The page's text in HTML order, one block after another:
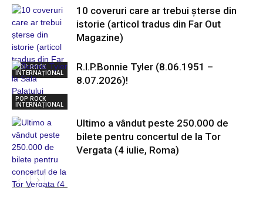
POP ROCK
INTERNAȚIONAL
10 coveruri care ar trebui șterse din
istorie (articol tradus din Far Out
Magazine)
POP ROCK
INTERNAȚIONAL
R.I.P.Bonnie Tyler (8.06.1951 –
8.07.2026)!
Ultimo a vândut peste 250.000 de
bilete pentru concertul de la Tor
Vergata (4 iulie, Roma)